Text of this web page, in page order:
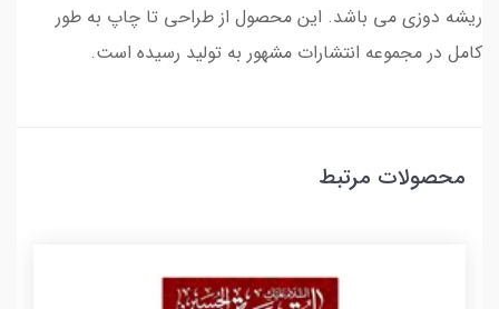
ریشه دوزی می باشد. این محصول از طراحی تا چاپ به طور
کامل در مجموعه انتشارات مشهور به تولید رسیده است.
محصولات مرتبط